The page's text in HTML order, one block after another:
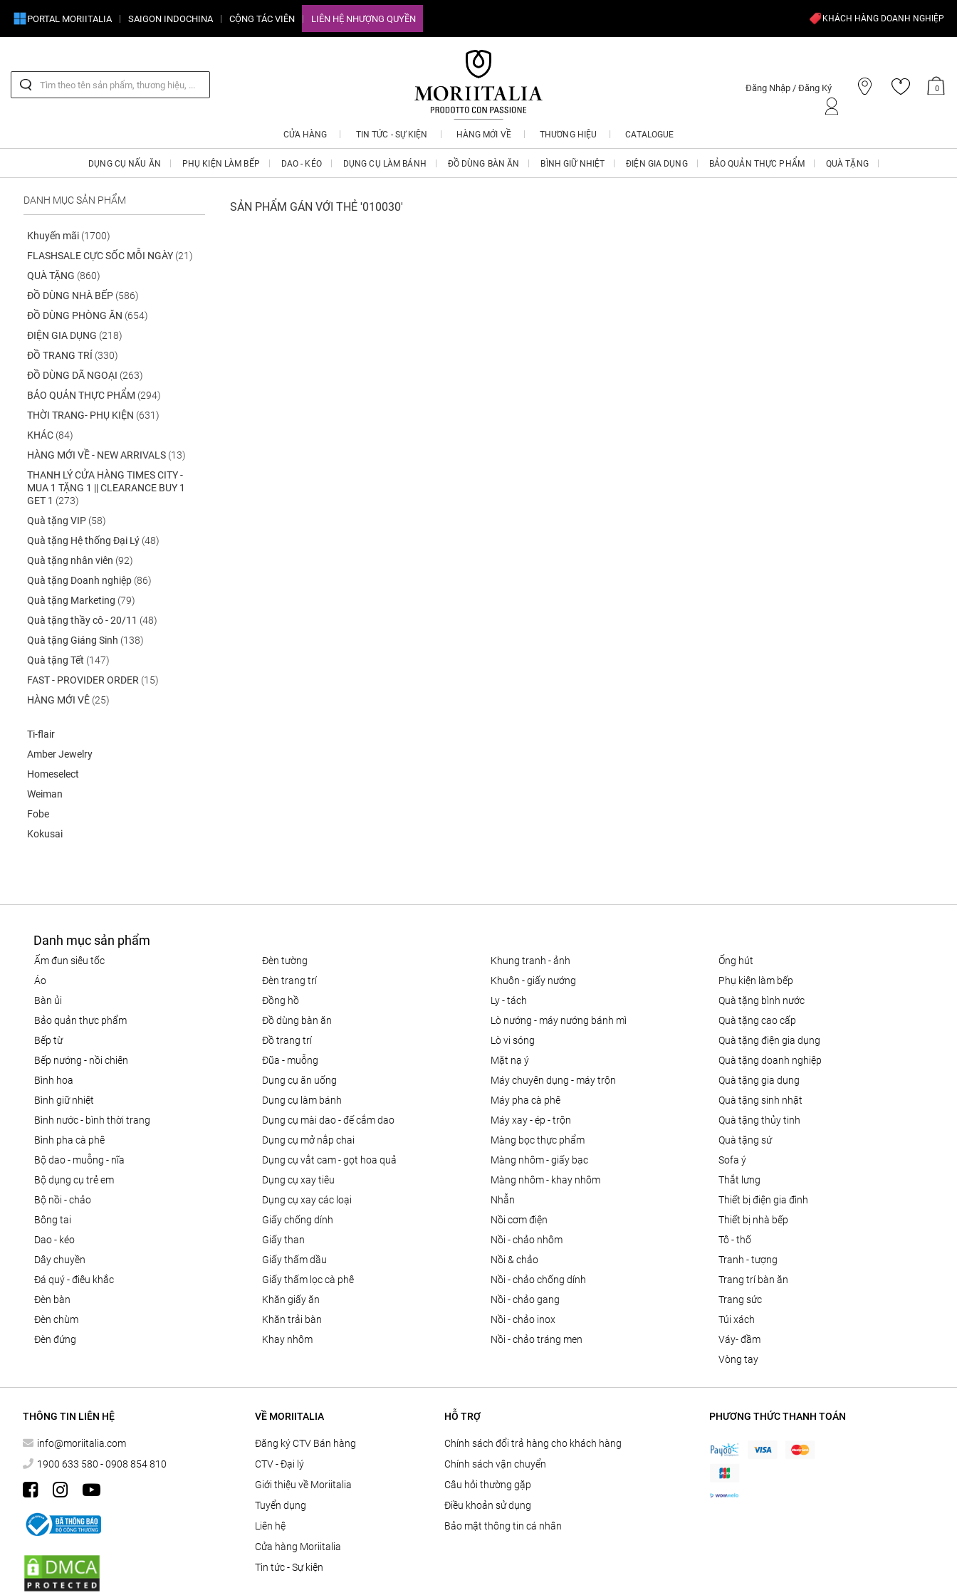
PORTAL MORIITALIA SAIGON INDOCHINA CỘNG TÁC VIÊN LIÊN HỆ NHƯỢNG QUYỀN KHÁCH HÀNG DOANH NGHIỆP
Đăng Nhập / Đăng Ký 0
CỬA HÀNG TIN TỨC - SỰ KIỆN HÀNG MỚI VỀ THƯƠNG HIỆU CATALOGUE
DỤNG CỤ NẤU ĂN PHỤ KIỆN LÀM BẾP DAO - KÉO DỤNG CỤ LÀM BÁNH ĐỒ DÙNG BÀN ĂN BÌNH GIỮ NHIỆT ĐIỆN GIA DỤNG BẢO QUẢN THỰC PHẨM QUÀ TẶNG
DANH MỤC SẢN PHẨM
Khuyến mãi (1700)
FLASHSALE CỰC SỐC MỖI NGÀY (21)
QUÀ TẶNG (860)
ĐỒ DÙNG NHÀ BẾP (586)
ĐỒ DÙNG PHÒNG ĂN (654)
ĐIỆN GIA DỤNG (218)
ĐỒ TRANG TRÍ (330)
ĐỒ DÙNG DÃ NGOẠI (263)
BẢO QUẢN THỰC PHẨM (294)
THỜI TRANG- PHỤ KIỆN (631)
KHÁC (84)
HÀNG MỚI VỀ - NEW ARRIVALS (13)
THANH LÝ CỬA HÀNG TIMES CITY -
MUA 1 TẶNG 1 || CLEARANCE BUY 1
GET 1 (273)
Quà tặng VIP (58)
Quà tặng Hệ thống Đại Lý (48)
Quà tặng nhân viên (92)
Quà tặng Doanh nghiệp (86)
Quà tặng Marketing (79)
Quà tặng thầy cô - 20/11 (48)
Quà tặng Giáng Sinh (138)
Quà tặng Tết (147)
FAST - PROVIDER ORDER (15)
HÀNG MỚI VÊ (25)
Ti-flair
Amber Jewelry
Homeselect
Weiman
Fobe
Kokusai
SẢN PHẨM GÁN VỚI THẺ '010030'
Danh mục sản phẩm
ấm đun siêu tốc
áo
bàn ủi
bảo quản thực phẩm
bếp từ
bếp nướng - nồi chiên
bình hoa
bình giữ nhiệt
bình nước - bình thời trang
bình pha cà phê
bộ dao - muỗng - nĩa
bộ dụng cụ trẻ em
bộ nồi - chảo
bông tai
dao - kéo
dây chuyền
đá quý - điêu khắc
đèn bàn
đèn chùm
đèn đứng
đèn tường
đèn trang trí
đồng hồ
đồ dùng bàn ăn
đồ trang trí
đũa - muỗng
dụng cụ ăn uống
dụng cụ làm bánh
dụng cụ mài dao - đế cắm dao
dụng cụ mở nắp chai
dụng cụ vắt cam - gọt hoa quả
dụng cụ xay tiêu
dụng cụ xay các loại
giấy chống dính
giấy than
giấy thấm dầu
giấy thấm lọc cà phê
khăn giấy ăn
khăn trải bàn
khay nhôm
khung tranh - ảnh
khuôn - giấy nướng
ly - tách
lò nướng - máy nướng bánh mì
lò vi sóng
mặt nạ ý
máy chuyên dụng - máy trộn
máy pha cà phê
máy xay - ép - trộn
màng bọc thực phẩm
màng nhôm - giấy bạc
màng nhôm - khay nhôm
nhẫn
nồi cơm điện
nồi - chảo nhôm
nồi & chảo
nồi - chảo chống dính
nồi - chảo gang
nồi - chảo inox
nồi - chảo tráng men
ống hút
phụ kiện làm bếp
quà tặng bình nước
quà tặng cao cấp
quà tặng điện gia dụng
quà tặng doanh nghiệp
quà tặng gia dụng
quà tặng sinh nhật
quà tặng thủy tinh
quà tặng sứ
sofa ý
thắt lưng
thiết bị điện gia đình
thiết bị nhà bếp
tô - thố
tranh - tượng
trang trí bàn ăn
trang sức
túi xách
váy- đầm
vòng tay
THÔNG TIN LIÊN HỆ
info@moriitalia.com
1900 633 580 - 0908 854 810
VỀ MORIITALIA
Đăng ký CTV Bán hàng
CTV - Đại lý
Giới thiệu về Moriitalia
Tuyển dụng
Liên hệ
Cửa hàng Moriitalia
Tin tức - Sự kiện
HỖ TRỢ
Chính sách đổi trả hàng cho khách hàng
Chính sách vận chuyển
Câu hỏi thường gặp
Điều khoản sử dụng
Bảo mật thông tin cá nhân
PHƯƠNG THỨC THANH TOÁN